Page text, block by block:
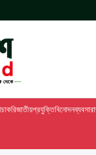
চাকরিজাতীয়প্রযুক্তিবিনোদনব্যবসা